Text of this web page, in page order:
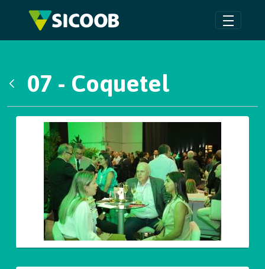
Pular para o Conteúdo principal
07 - Coquetel
Galeria de Mídias